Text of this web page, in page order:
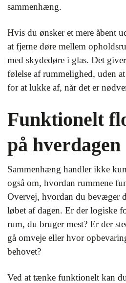
sammenhæng.
Hvis du ønsker et mere åbent
at fjerne døre mellem
med skydedøre i glas. Det
følelse af rummelighed, uden
for at lukke af, når det er
Funktionelt
på hverdagen
Sammenhæng handler ikke
også om, hvordan rummene
Overvej, hvordan du bevæger
løbet af dagen. Er der logiske
rum, du bruger mest? Er der
gå omveje eller hvor
behovet?
Ved at tænke funktionelt kan